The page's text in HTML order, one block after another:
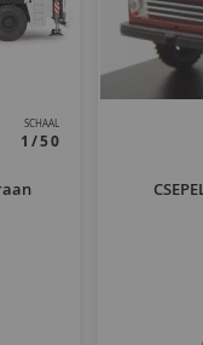
SCHAAL
1/50